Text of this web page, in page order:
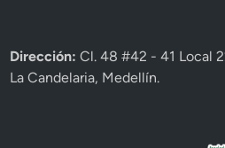
Dirección:Cl. 48 #42 - 41 Local
La Candelaria, Medellín.